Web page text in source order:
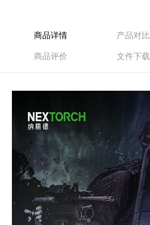
商品详情 产品对比
商品评价
文件下载